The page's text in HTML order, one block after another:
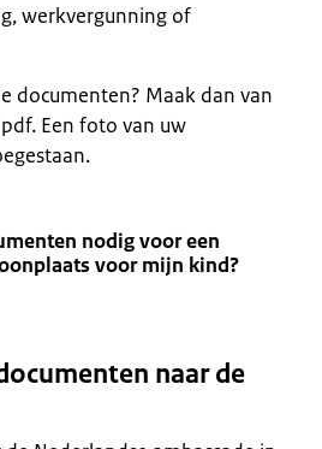
werkvergunning of
documenten? Maak dan van
Een foto van uw
nodig voor een
voor mijn kind?
naar de